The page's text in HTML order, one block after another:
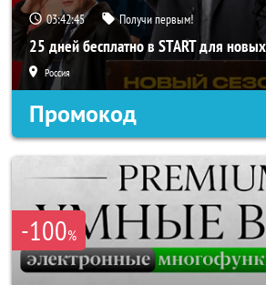
03:42:42 Получи первым!
25 дней бесплатно в START для
Россия
Промокод
-100%